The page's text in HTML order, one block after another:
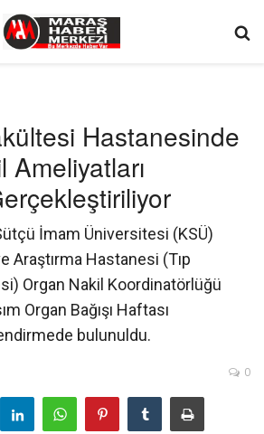
Hastanesinde
İmam Üniversitesi (KSÜ)
Araştırma Hastanesi (Tıp
Organ Nakil Koordinatörlüğü
Organ Bağışı Haftası
bulunuldu.
0